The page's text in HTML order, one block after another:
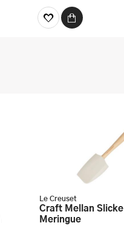
Le Creuset
Craft Mellan Slickepott 28,5 cm
Meringue